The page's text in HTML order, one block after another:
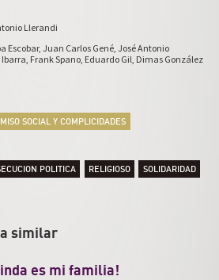
Llerandi
Escobar, Juan Carlos Gené, José Antonio
, Frank Spano, Eduardo Gil, Dimas González
SOCIAL Y COMPLICIDADES
POLITICA RELIGIOSO SOLIDARIDAD
similar
es mi familia!